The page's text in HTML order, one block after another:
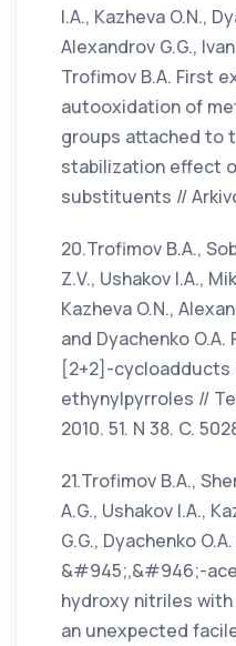
I.A., Kazheva O.N.,
Alexandrov G.G.,
Trofimov B.A. First
autooxidation of
groups attached to
stabilization effect
substituents //
20.Trofimov B.A.,
Z.V., Ushakov I.A.,
Kazheva O.N.,
and Dyachenko
[2+2]-cycloadducts
ethynylpyrroles //
2010. 51. N 38. C.
21.Trofimov B.A.,
A.G., Ushakov I.A.,
G.G., Dyachenko
&#945;,&#946;-
hydroxy nitriles
an unexpected